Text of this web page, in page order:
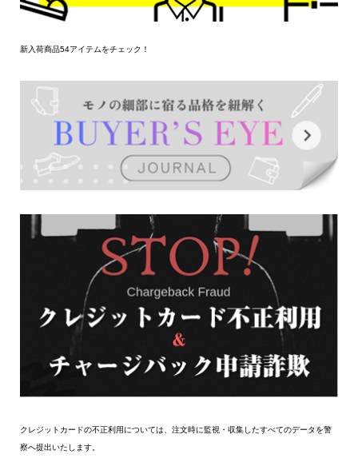
新入荷商品54アイテムをチェック！
クレジットカードの不正利用については、注文時に監視・収集したすべてのデータを警
察へ提出いたします。